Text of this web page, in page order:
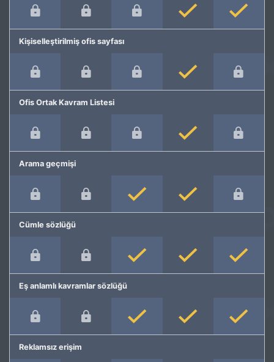
Kişiselleştirilmiş ofis sayfası
Ofis Ortak Kavram Listesi
Arama geçmişi
Cümle sözlüğü
Eş anlamlı kavramlar sözlüğü
Reklamsız erişim